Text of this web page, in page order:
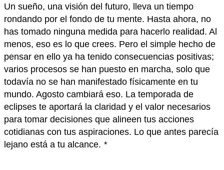
Un sueño, una visión del futuro, lleva un tiempo
rondando por el fondo de tu mente. Hasta ahora, no
has tomado ninguna medida para hacerlo realidad. Al
menos, eso es lo que crees. Pero el simple hecho de
pensar en ello ya ha tenido consecuencias positivas;
varios procesos se han puesto en marcha, solo que
todavía no se han manifestado físicamente en tu
mundo. Agosto cambiará eso. La temporada de
eclipses te aportará la claridad y el valor necesarios
para tomar decisiones que alineen tus acciones
cotidianas con tus aspiraciones. Lo que antes parecía
lejano está a tu alcance. *